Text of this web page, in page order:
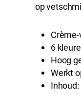
op
6
Hoog
Werkt